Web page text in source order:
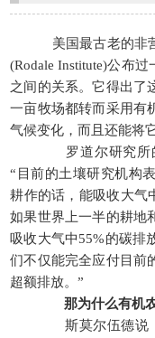
美国最古老的非
(Rodale Institute)公布
之间的关系。它得出了
一亩牧场都转而采用有
气候变化，而且还能将
罗道尔研究所的
“目前的土壤研究机构
耕作的话，能吸收大气
如果世界上一半的耕地
吸收大气中55%的碳排
们不仅能完全应付目前
超额排放。”
那为什么有机农
斯莫尔伍德说：